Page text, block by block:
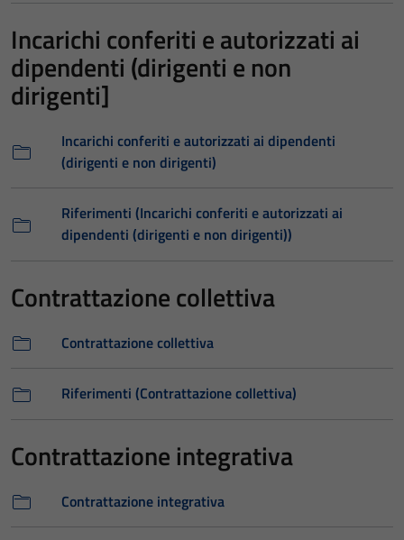
Incarichi conferiti e autorizzati ai
dipendenti (dirigenti e non
dirigenti]
Incarichi conferiti e autorizzati ai dipendenti
(dirigenti e non dirigenti)
Riferimenti (Incarichi conferiti e autorizzati ai
dipendenti (dirigenti e non dirigenti))
Contrattazione collettiva
Contrattazione collettiva
Riferimenti (Contrattazione collettiva)
Contrattazione integrativa
Contrattazione integrativa